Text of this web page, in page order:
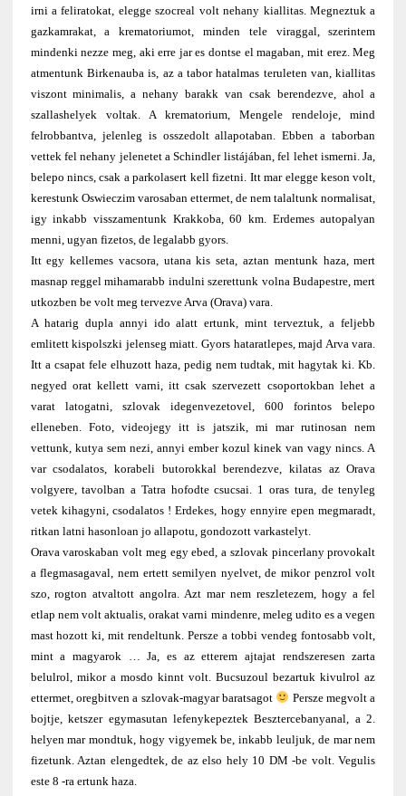
irni a feliratokat, elegge szocreal volt nehany kiallitas. Megneztuk a
gazkamrakat, a krematoriumot, minden tele viraggal, szerintem
mindenki nezze meg, aki erre jar es dontse el magaban, mit erez. Meg
atmentunk Birkenauba is, az a tabor hatalmas teruleten van, kiallitas
viszont minimalis, a nehany barakk van csak berendezve, ahol a
szallashelyek voltak. A krematorium, Mengele rendeloje, mind
felrobbantva, jelenleg is osszedolt allapotaban. Ebben a taborban
vettek fel nehany jelenetet a Schindler listájában, fel lehet ismerni. Ja,
belepo nincs, csak a parkolasert kell fizetni. Itt mar elegge keson volt,
kerestunk Oswieczim varosaban ettermet, de nem talaltunk normalisat,
igy inkabb visszamentunk Krakkoba, 60 km. Erdemes autopalyan
menni, ugyan fizetos, de legalabb gyors.
Itt egy kellemes vacsora, utana kis seta, aztan mentunk haza, mert
masnap reggel mihamarabb indulni szerettunk volna Budapestre, mert
utkozben be volt meg tervezve Arva (Orava) vara.
A hatarig dupla annyi ido alatt ertunk, mint terveztuk, a feljebb
emlitett kispolszki jelenseg miatt. Gyors hataratlepes, majd Arva vara.
Itt a csapat fele elhuzott haza, pedig nem tudtak, mit hagytak ki. Kb.
negyed orat kellett varni, itt csak szervezett csoportokban lehet a
varat latogatni, szlovak idegenvezetovel, 600 forintos belepo
elleneben. Foto, videojegy itt is jatszik, mi mar rutinosan nem
vettunk, kutya sem nezi, annyi ember kozul kinek van vagy nincs. A
var csodalatos, korabeli butorokkal berendezve, kilatas az Orava
volgyere, tavolban a Tatra hofodte csucsai. 1 oras tura, de tenyleg
vetek kihagyni, csodalatos ! Erdekes, hogy ennyire epen megmaradt,
ritkan latni hasonloan jo allapotu, gondozott varkastelyt.
Orava varoskaban volt meg egy ebed, a szlovak pincerlany provokalt
a flegmasagaval, nem ertett semilyen nyelvet, de mikor penzrol volt
szo, rogton atvaltott angolra. Azt mar nem reszletezem, hogy a fel
etlap nem volt aktualis, orakat varni mindenre, meleg udito es a vegen
mast hozott ki, mit rendeltunk. Persze a tobbi vendeg fontosabb volt,
mint a magyarok … Ja, es az etterem ajtajat rendszeresen zarta
belulrol, mikor a mosdo kinnt volt. Bucsuzoul bezartuk kivulrol az
ettermet, oregbitven a szlovak-magyar baratsagot
Persze megvolt a
bojtje, ketszer egymasutan lefenykepeztek Besztercebanyanal, a 2.
helyen mar mondtuk, hogy vigyemek be, inkabb leuljuk, de mar nem
fizetunk. Aztan elengedtek, de az elso hely 10 DM -be volt. Vegulis
este 8 -ra ertunk haza.